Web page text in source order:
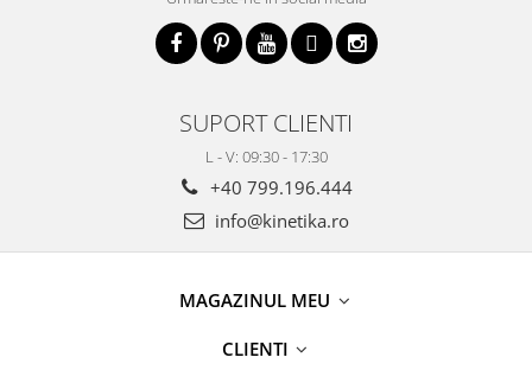
SUPORT CLIENTI
L - V: 09:30 - 17:30
+40 799.196.444
info@kinetika.ro
MAGAZINUL MEU
CLIENTI